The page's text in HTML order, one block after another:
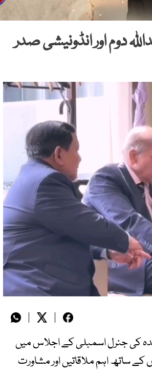
دوم اور انڈونیشی صدر
کی جنرل اسمبلی کے اجلاس میں
ساتھ اہم ملاقاتیں اور مشاورت